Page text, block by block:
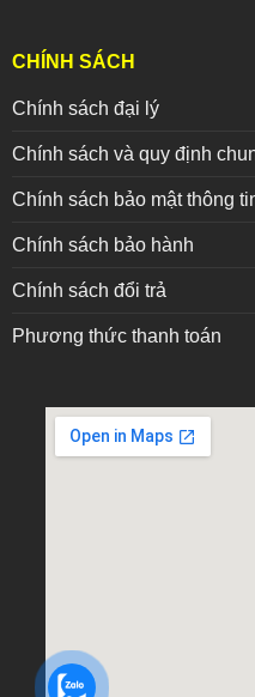
CHÍNH SÁCH
Chính sách đại lý
Chính sách và quy định
Chính sách bảo mật thông
Chính sách bảo hành
Chính sách đổi trả
Phương thức thanh toán